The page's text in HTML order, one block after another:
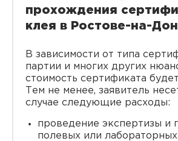
прохождения
клея в Ростове-на-
В зависимости от типа
партии и многих других
стоимость сертификата
Тем не менее, заявитель
случае следующие расходы:
проведение экспертизы и
полевых или лабораторных